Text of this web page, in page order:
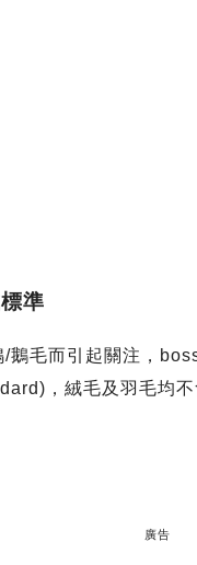
準
鵝毛而引起關注，
，絨毛及羽毛均
廣告